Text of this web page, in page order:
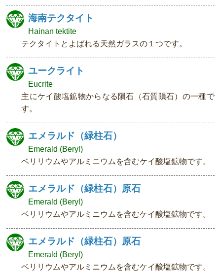
海南テクタイト
Hainan tektite
テクタイトとよばれる天然ガラスの１つです。
ユークライト
Eucrite
主にケイ酸塩鉱物からなる隕石（石質隕石）の一種で
す。
エメラルド（緑柱石）
Emerald (Beryl)
ベリリウムやアルミニウムを含むケイ酸塩鉱物です。
エメラルド（緑柱石）原石
Emerald (Beryl)
ベリリウムやアルミニウムを含むケイ酸塩鉱物です。
エメラルド（緑柱石）原石
Emerald (Beryl)
ベリリウムやアルミニウムを含むケイ酸塩鉱物です。